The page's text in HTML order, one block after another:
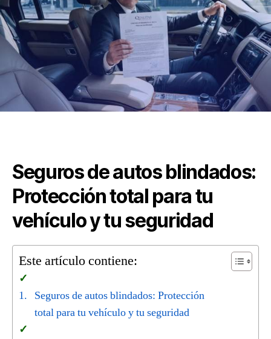
Seguros de autos blindados:
Protección total para tu
vehículo y tu seguridad
Este artículo contiene:
Seguros de autos blindados: Protección
total para tu vehículo y tu seguridad